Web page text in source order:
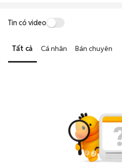
Tin có video
Tất cả Cá nhân Bán chuyên